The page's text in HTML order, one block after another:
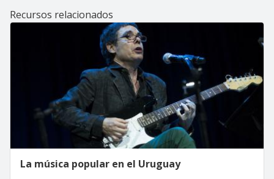
Recursos relacionados
La música popular en el Uruguay